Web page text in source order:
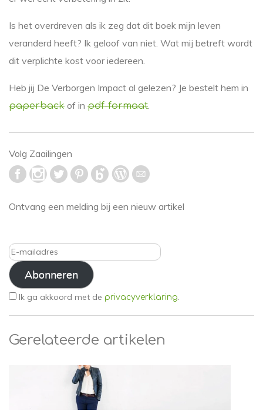
Is het overdreven als ik zeg dat dit boek mijn leven
veranderd heeft? Ik geloof van niet. Wat mij betreft wordt
dit verplichte kost voor iedereen.
Heb jij De Verborgen Impact al gelezen? Je bestelt hem in
paperback of in pdf-formaat.
Volg Zaailingen
Ontvang een melding bij een nieuw artikel
E-
mailadresAbonneren
Ik ga akkoord met de privacyverklaring.
Gerelateerde artikelen